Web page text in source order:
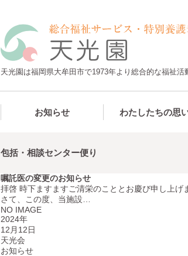
天光園は福岡県大牟田市で1973年より総合的な福祉活
お知らせ わたしたちの思
包括・相談センター便り
嘱託医の変更のお知らせ
拝啓 時下ますますご清栄のこととお慶び申し上げ
さて、この度、当施設…
NO IMAGE
2024年
12月12日
天光会
お知らせ